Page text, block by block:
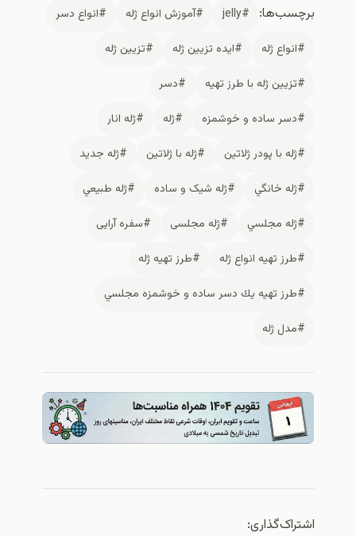
#jelly #آموزش انواع ژله
#انواع دسر
#ایده تزیین ژله
#تزیین ژله
ژله با طرز تهیه
#دسر
ساده و خوشمزه
#ژله
#ژله انار
با پودر ژلاتين
#ژله با ژلاتين
#ژله جدید
#ژله شیک و ساده
#ژله طبيعي
#ژله مجلسی
#سفره آرایی
تهيه انواع ژله
#طرز تهيه ژله
تهیه يك دسر ساده و خوشمزه مجلسي